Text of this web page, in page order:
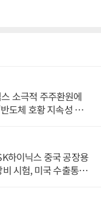
소극적 주주환원에
도체 호황 지속성 의
하이닉스 중국 공장용
시험, 미국 수출통제